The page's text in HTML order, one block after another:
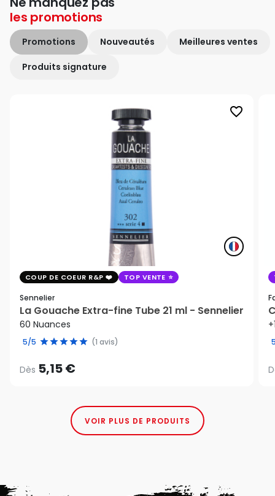
les promotions
Promotions Nouveautés Meilleures ventes
Produits signature
favorite_border
COUP DE COEUR R&P TOP VENTE
Sennelier
La Gouache Extra-fine Tube 21 ml - Sennelier
60 Nuances
5/5 (1 avis)
Dès 5,15 €
VOIR PLUS DE PRODUITS